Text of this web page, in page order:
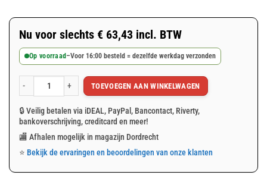
Nu voor slechts € 63,43 incl. BTW
Op voorraad–Voor 16:00 besteld = dezelfde werkdag verzonden
Wit afdekzeil 6x12m 150gr/m² aantalTOEVOEGEN AAN WINKELWAGEN
🔒 Veilig betalen via iDEAL, PayPal, Bancontact, Riverty,
bankoverschrijving, creditcard en meer!
🏬 Afhalen mogelijk in magazijn Dordrecht
⭐ Bekijk de ervaringen en beoordelingen van onze klanten